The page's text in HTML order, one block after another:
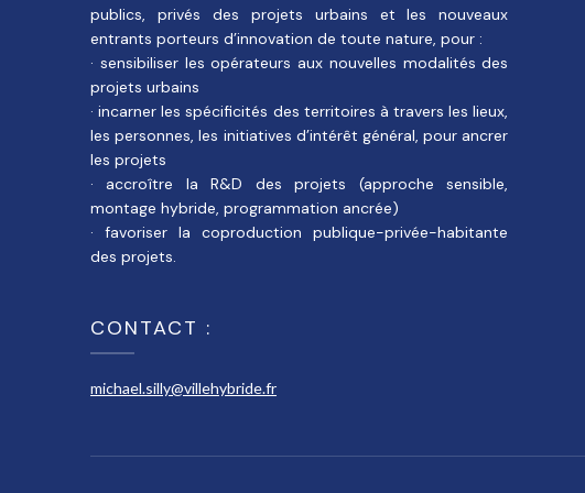
publics, privés des projets urbains et les nouveaux
entrants porteurs d’innovation de toute nature, pour :
· sensibiliser les opérateurs aux nouvelles modalités des
projets urbains
· incarner les spécificités des territoires à travers les lieux,
les personnes, les initiatives d’intérêt général, pour ancrer
les projets
· accroître la R&D des projets (approche sensible,
montage hybride, programmation ancrée)
· favoriser la coproduction publique-privée-habitante
des projets.
CONTACT :
michael.silly@villehybride.fr